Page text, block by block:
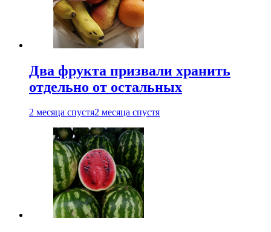
Два фрукта призвали хранить
отдельно от остальных
2 месяца спустя2 месяца спустя